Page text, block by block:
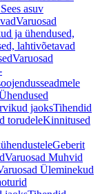
asuv
Varuosad
ja ühendused,
lahtivõetavad
Varuosad
jaoksTihendid
torudeleKinnitused
Geberit
Varuosad Muhvid
Üleminekud